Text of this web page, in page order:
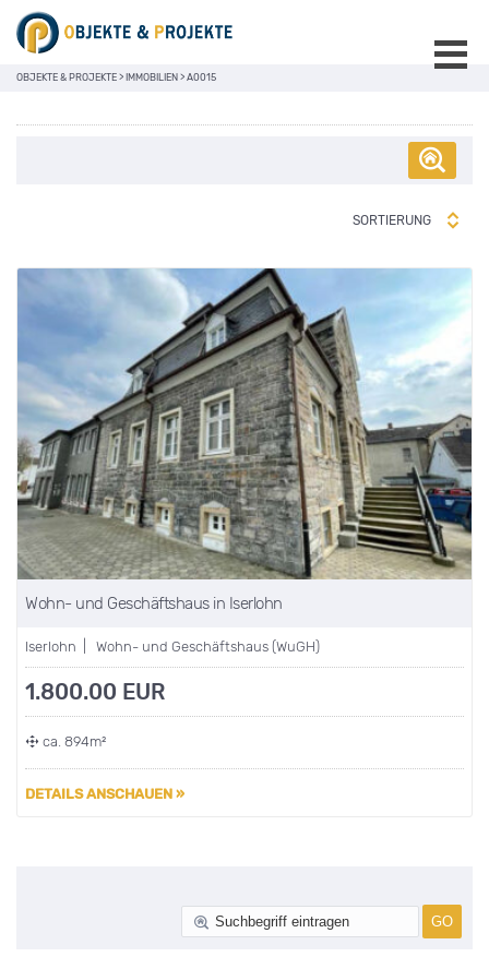
OBJEKTE & PROJEKTE > IMMOBILIEN > A0015
SORTIERUNG
Wohn- und Geschäftshaus in Iserlohn
Iserlohn | Wohn- und Geschäftshaus (WuGH)
1.800.00 EUR
ca. 894m²
DETAILS ANSCHAUEN »